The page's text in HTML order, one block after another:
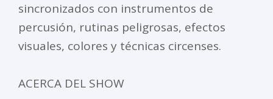
sincronizados con instrumentos de
percusión, rutinas peligrosas, efectos
visuales, colores y técnicas circenses.
ACERCA DEL SHOW